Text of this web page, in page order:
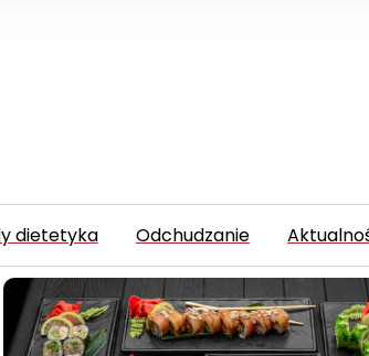
dietetyka Odchudzanie